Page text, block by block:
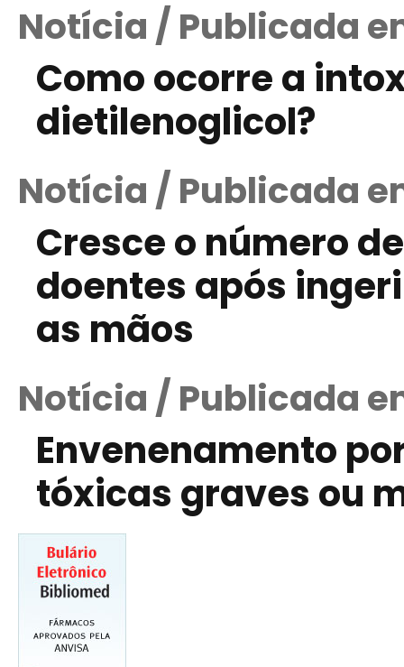
Notícia / Publicada
Como ocorre a
dietilenoglicol?
Notícia / Publicada
Cresce o número
doentes após
as mãos
Notícia / Publicada
Envenenamento
tóxicas graves ou